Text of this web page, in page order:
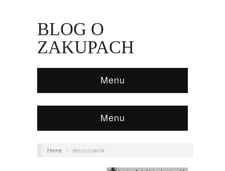
BLOG O
ZAKUPACH
Menu
Menu
Home / deszczownia